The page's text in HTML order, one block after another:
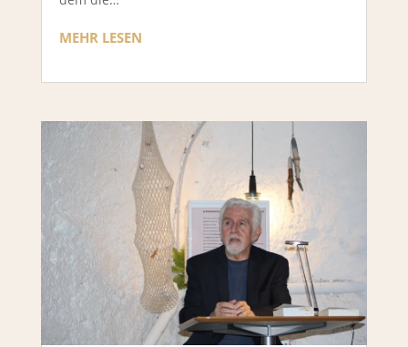
MEHR LESEN